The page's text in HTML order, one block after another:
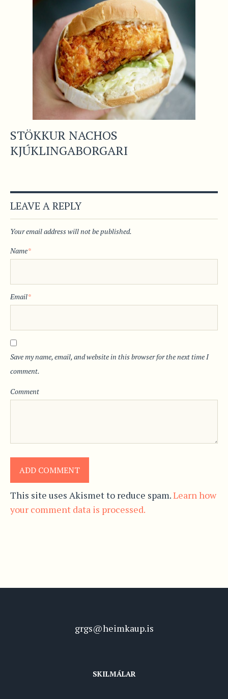
STÖKKUR NACHOS
KJÚKLINGABORGARI
LEAVE A REPLY
Your email address will not be published.
Name*
Email*
Save my name, email, and website in this browser for the next time I
comment.
Comment
This site uses Akismet to reduce spam.Learn how
your comment data is processed.
grgs@heimkaup.is
SKILMÁLAR